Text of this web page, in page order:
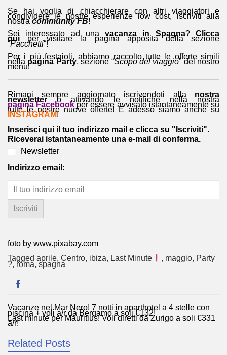
Se hai voglia di chiacchierare con altri viaggiatori e
condividere le nostre esperienze low cost, iscriviti alla
nostracommunity FB!
Sei interessato ad unavacanza in Spagna?Clicca
qui per visitare la pagina apposita della sezione
“Pacchetti“!
Per i più festaioli, abbiamo raccolto tutte le offerte simili
nella pagina Party, sezione “Scopo del viaggio” del nostro
menu!
Rimani sempre aggiornato iscrivendoti alla nostra
newslettero attivando le notifiche nella nostra
pagina Facebookper essere avvisato istantaneamente su
tutte le nostre nuove offerte! E adesso siamo anche su
INSTAGRAM!
Inserisci qui il tuo indirizzo mail e clicca su "Iscriviti".
Riceverai istantaneamente una e-mail di conferma.
Newsletter
Indirizzo email:
foto by www.pixabay.com
Tagged aprile, Centro, ibiza, Last Minute , maggio, Party
?, roma, spagna
Navigazione
articoli
Vacanze nel Mar Nero! 7 notti in aparthotel a 4 stelle con
piscina + voli a/r da Bergamo a soli €132!
Last minute per Mauritius! Voli diretti da Zurigo a soli €331
a/r!
Related Posts